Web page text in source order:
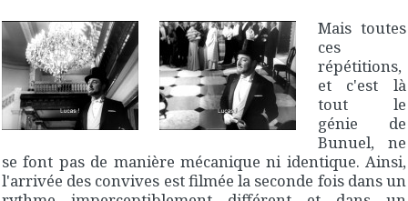
Mais toutes
ces
répétitions,
et c'est là
tout le
génie de
Bunuel, ne
se font pas de manière mécanique ni identique. Ainsi,
l'arrivée des convives est filmée la seconde fois dans un